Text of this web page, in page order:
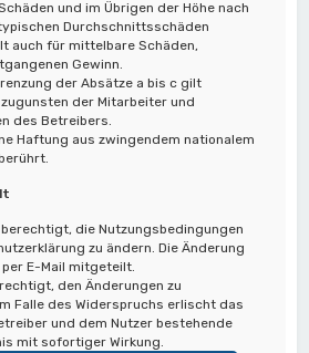
und im Übrigen der Höhe nach
Durchschnittsschäden
auch für mittelbare Schäden,
Gewinn.
der Absätze a bis c gilt
der Mitarbeiter und
des Betreibers.
Haftung aus zwingendem nationalem
die Nutzungsbedingungen
zu ändern. Die Änderung
E-Mail mitgeteilt.
den Änderungen zu
Falle des Widerspruchs erlischt das
und dem Nutzer bestehende
mit sofortiger Wirkung.